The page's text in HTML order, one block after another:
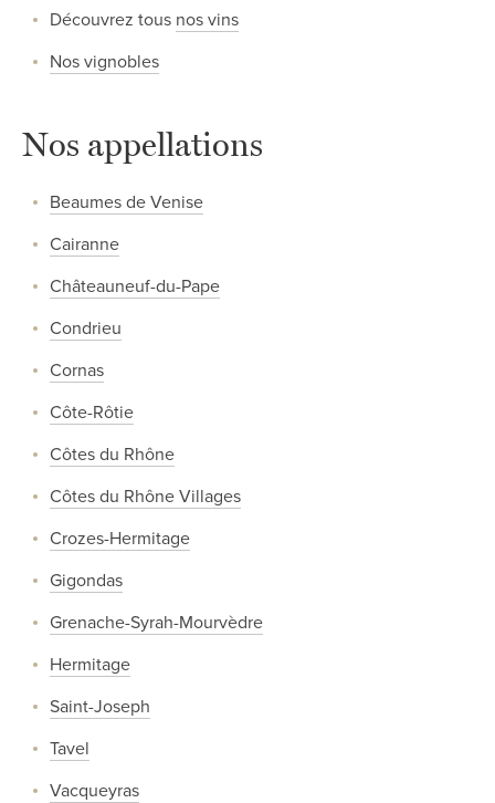
Découvrez tous nos vins
Nos vignobles
Nos appellations
Beaumes de Venise
Cairanne
Châteauneuf-du-Pape
Condrieu
Cornas
Côte-Rôtie
Côtes du Rhône
Côtes du Rhône Villages
Crozes-Hermitage
Gigondas
Grenache-Syrah-Mourvèdre
Hermitage
Saint-Joseph
Tavel
Vacqueyras